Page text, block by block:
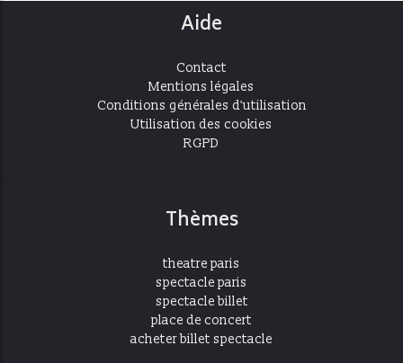
Aide
Contact
Mentions légales
Conditions générales d'utilisation
Utilisation des cookies
RGPD
Thèmes
theatre paris
spectacle paris
spectacle billet
place de concert
acheter billet spectacle